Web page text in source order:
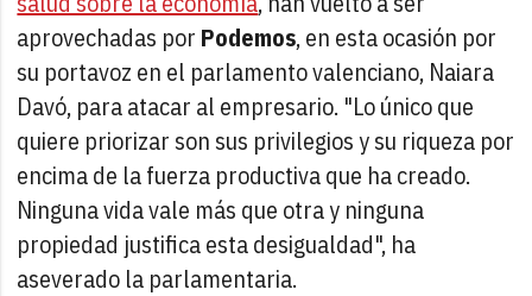
aprovechadas por Podemos, en esta ocasión por
su portavoz en el parlamento valenciano, Naiara
Davó, para atacar al empresario. "Lo único que
quiere priorizar son sus privilegios y su riqueza por
encima de la fuerza productiva que ha creado.
Ninguna vida vale más que otra y ninguna
propiedad justifica esta desigualdad", ha
aseverado la parlamentaria.